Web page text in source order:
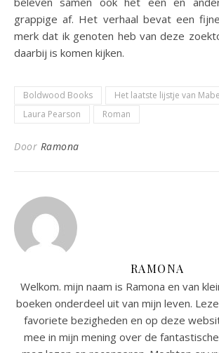
grappige af. Het verhaal bevat een
merk dat ik genoten heb van deze
daarbij is komen kijken.
Boldwood Books
Het laatste lijstje van
Laura Pearson
Roman
Door Ramona
RAMONA
Welkom. mijn naam is Ramona en van
boeken onderdeel uit van mijn leven.
favoriete bezigheden en op deze
mee in mijn mening over de